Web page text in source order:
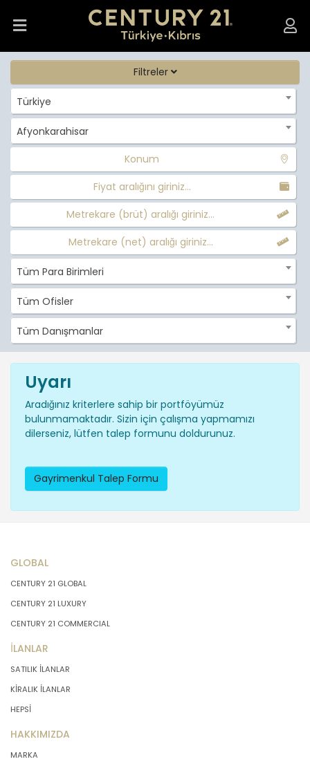
Filtreler
Türkiye
Afyonkarahisar
Konum
Fiyat aralığını giriniz...
Metrekare (brüt) aralığı giriniz...
Metrekare (net) aralığı giriniz...
Tüm Para Birimleri
Tüm Ofisler
Tüm Danışmanlar
Uyarı
Aradığınız kriterlere sahip bir portföyümüz
bulunmamaktadır. Sizin için çalışma yapmamızı
dilerseniz, lütfen talep formunu doldurunuz.
Gayrimenkul Talep Formu
GLOBAL
CENTURY 21 GLOBAL
CENTURY 21 LUXURY
CENTURY 21 COMMERCIAL
İLANLAR
SATILIK İLANLAR
KİRALIK İLANLAR
HEPSİ
HAKKIMIZDA
MARKA